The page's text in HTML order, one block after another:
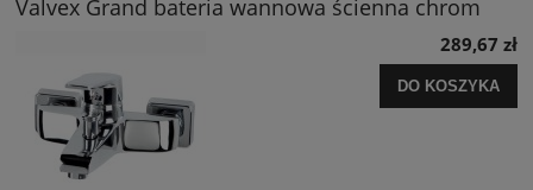
Valvex Grand bateria wannowa ścienna chrom
289,67 zł
DO KOSZYKA